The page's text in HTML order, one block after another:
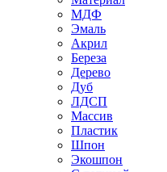
МДФ
Эмаль
Акрил
Береза
Дерево
Дуб
ЛДСП
Массив
Пластик
Шпон
Экошпон